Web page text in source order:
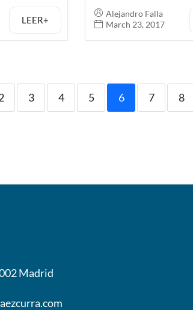
LEER+
Alejandro Falla
March 23, 2017
3 4 5 6 7 8
Madrid